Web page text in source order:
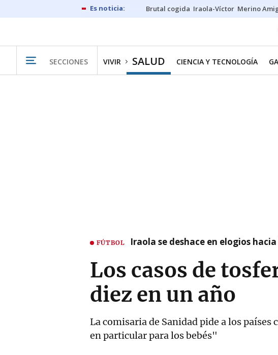
Brutal cogida Iraola-Víctor Merino
SECCIONES VIVIR SALUD CIENCIA Y TECNOLOGÍA
FÚTBOL Iraola se deshace en elogios
Los casos de
diez en un año
La comisaria de Sanidad pide a los
en particular para los bebés"